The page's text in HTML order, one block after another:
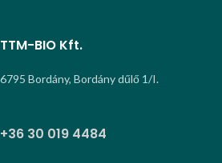
TTM-BIO Kft.
6795 Bordány, Bordány dűlő 1/I.
+36 30 019 4484